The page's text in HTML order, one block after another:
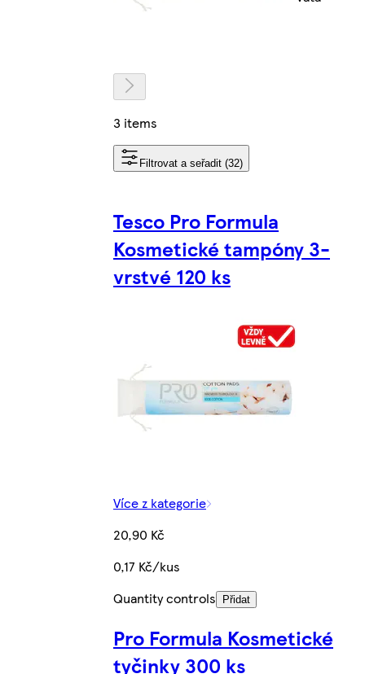
3 items
Filtrovat a seřadit (32)
Tesco Pro Formula
Kosmetické tampóny 3-
vrstvé 120 ks
Více z kategorie
20,90 Kč
0,17 Kč/kus
Quantity controls
Přidat
Pro Formula Kosmetické
tyčinky 300 ks